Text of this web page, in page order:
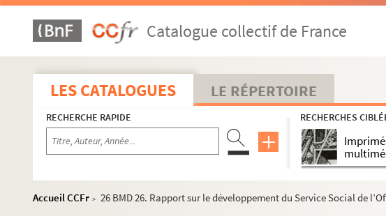
Catalogue collectif de France
LES CATALOGUES LE RÉPERTOIRE
RECHERCHE RAPIDE RECHERCHES
Accueil CCFr > 26 BMD 26. Rapport sur le développement du Service Social de